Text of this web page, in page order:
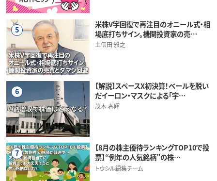
5
米株V字回復で再注目のオニール式・相
場底打ちサイン。機関投資家の売…
土信田 雅之
6
【解説】スペースX初決算！ベールを脱い
だイーロン・マスクによる「宇…
茂木 春輝
7
【8月の株主優待ランキングTOP10で投
票】“例年の人気銘柄”の株…
トウシル編集チーム